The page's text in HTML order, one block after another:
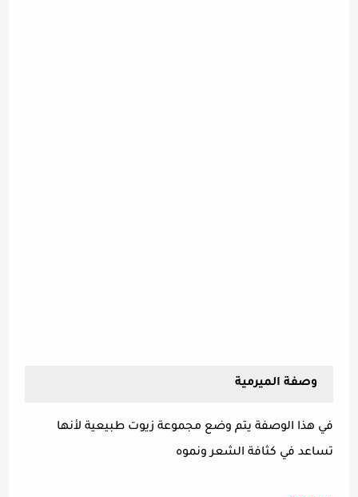
وصفة الميرمية
في هذا الوصفة يتم وضع مجموعة زيوت طبيعية لأنها
تساعد في كثافة الشعر ونموه